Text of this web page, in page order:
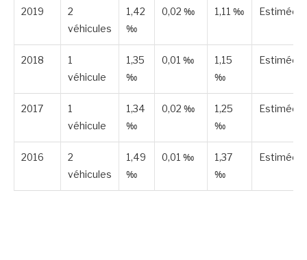
2019
2
véhicules
1,42
‰
0,02 ‰ 1,11 ‰ Estimée
2018
1
véhicule
1,35
‰
0,01 ‰
1,15
‰
Estimée
2017
1
véhicule
1,34
‰
0,02 ‰
1,25
‰
Estimée
2016
2
véhicules
1,49
‰
0,01 ‰
1,37
‰
Estimée